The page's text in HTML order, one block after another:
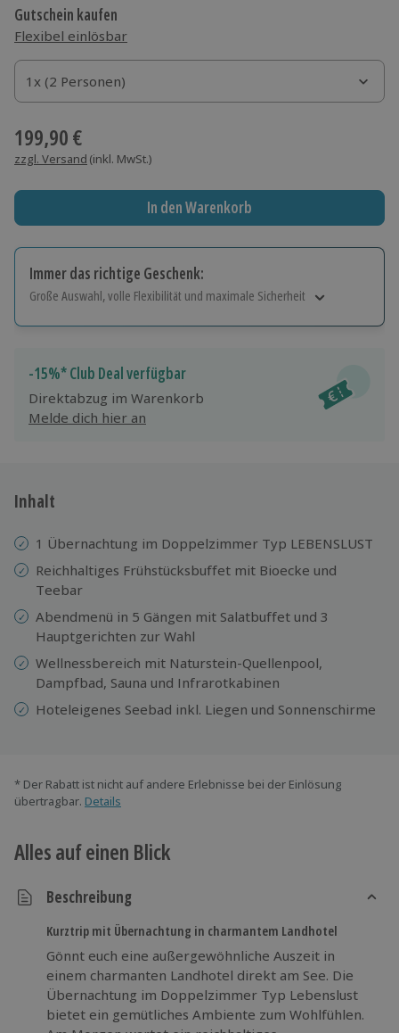
Gutschein kaufen
Flexibel einlösbar
1x (2 Personen)
1x (2 Personen)
1x (2 Personen)
199,90 €
zzgl. Versand (inkl. MwSt.)
In den Warenkorb
Immer das richtige Geschenk:
Große Auswahl, volle Flexibilität und maximale Sicherheit
Jeder Gutschein für alle Erlebnisse einlösbar.
Maximale Sicherheit
10 Jahre gültig & verlängerbar.
-15%* Club Deal verfügbar
Direktabzug im Warenkorb
Melde dich hier an
Inhalt
1 Übernachtung im Doppelzimmer Typ LEBENSLUST
Reichhaltiges Frühstücksbuffet mit Bioecke und
Teebar
Abendmenü in 5 Gängen mit Salatbuffet und 3
Hauptgerichten zur Wahl
Wellnessbereich mit Naturstein-Quellenpool,
Dampfbad, Sauna und Infrarotkabinen
Hoteleigenes Seebad inkl. Liegen und Sonnenschirme
* Der Rabatt ist nicht auf andere Erlebnisse bei der Einlösung
übertragbar. Details
Alles auf einen Blick
Beschreibung
Kurztrip mit Übernachtung in charmantem Landhotel
Gönnt euch eine außergewöhnliche Auszeit in
einem charmanten Landhotel direkt am See. Die
Übernachtung im Doppelzimmer Typ Lebenslust
bietet ein gemütliches Ambiente zum Wohlfühlen.